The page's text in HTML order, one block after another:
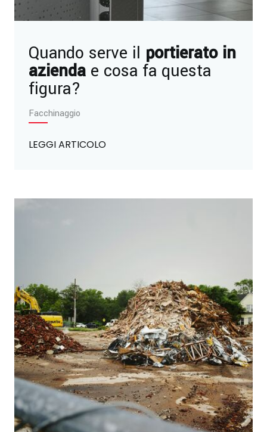
Quando serve il portierato in
azienda e cosa fa questa
figura?
Facchinaggio
LEGGI ARTICOLO